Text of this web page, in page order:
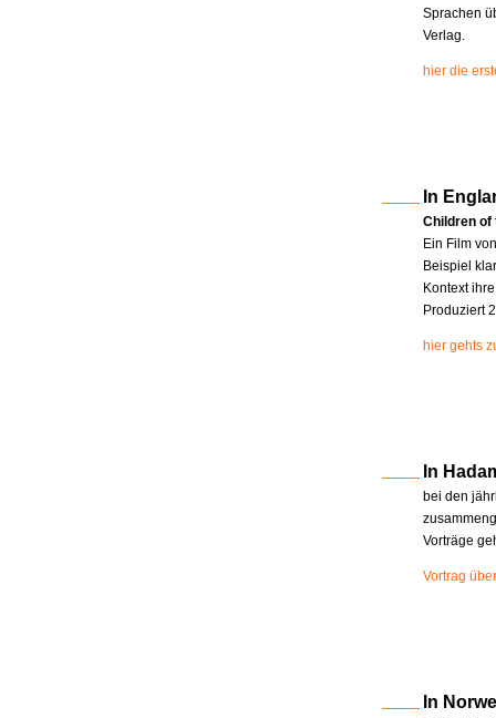
Sprachen
Verlag.
hier die
In
Children of
Ein Film
Beispiel
Kontext
Produziert
hier gehts
In
bei den
Vorträge
Vortrag
In